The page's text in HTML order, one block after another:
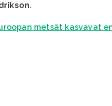
.
metsät kasvavat